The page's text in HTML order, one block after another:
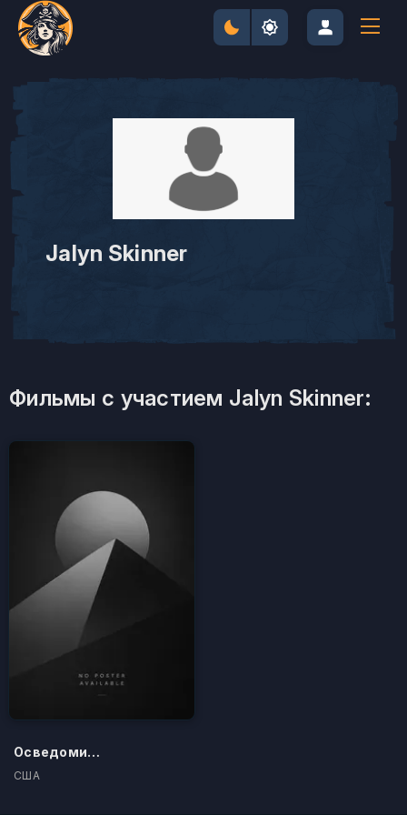
Jalyn Skinner
Фильмы с участием Jalyn Skinner:
Осведомители
США